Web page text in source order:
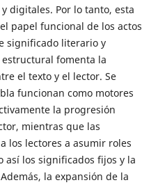
digitales. Por lo tanto, esta
papel funcional de los actos
significado literario y
fomenta la
el texto y el lector. Se
funcionan como motores
la progresión
mientras que las
los lectores a asumir roles
así los significados fijos y la
la expansión de la